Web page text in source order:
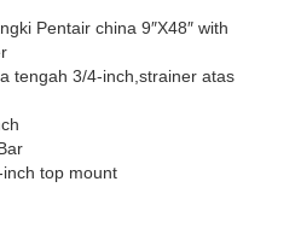
Pentair china 9″X48″ with
tengah 3/4-inch,strainer atas
inch top mount